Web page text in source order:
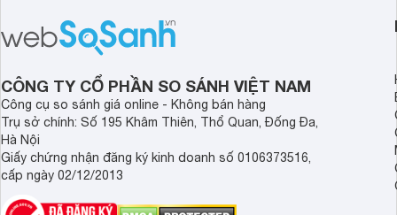
CÔNG TY CỔ PHẦN SO SÁNH VIỆT NAM
Công cụ so sánh giá online - Không bán hàng
Trụ sở chính: Số 195 Khâm Thiên, Thổ Quan, Đống Đa,
Hà Nội
Giấy chứng nhận đăng ký kinh doanh số 0106373516,
cấp ngày 02/12/2013